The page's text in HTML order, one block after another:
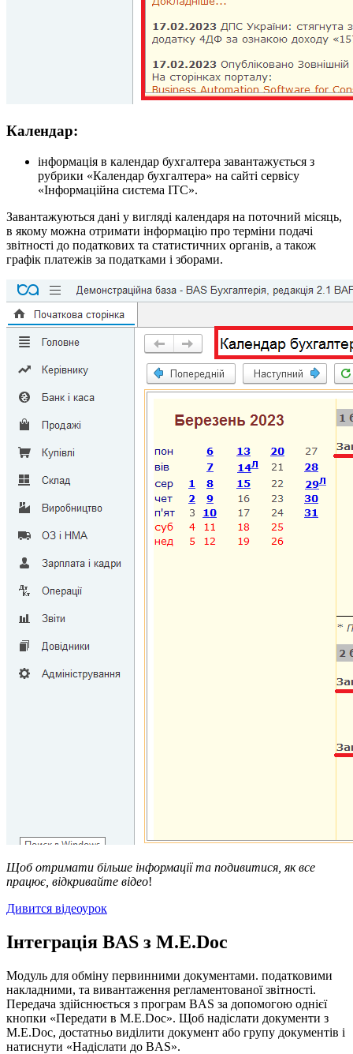
Календар:
інформація в календар бухгалтера завантажується з
рубрики «Календар бухгалтера» на сайті сервісу
«Інформаційна система ІТС».
Завантажуються дані у вигляді календаря на поточний місяць,
в якому можна отримати інформацію про терміни подачі
звітності до податкових та статистичних органів, а також
графік платежів за податками і зборами.
Щоб отримати більше інформації та подивитися, як все
працює, відкривайте відео!
Дивится відеоурок
Інтеграція BAS з M.E.Doc
Модуль для обміну первинними документами. податковими
накладними, та вивантаження регламентованої звітності.
Передача здійснюється з програм BAS за допомогою однієї
кнопки «Передати в M.E.Doc». Щоб надіслати документи з
M.E.Doc, достатньо виділити документ або групу документів і
натиснути «Надіслати до BAS».